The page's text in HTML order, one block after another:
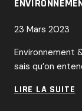
23 Mars 2023
Environnement
sais qu’on
LIRE LA SUITE